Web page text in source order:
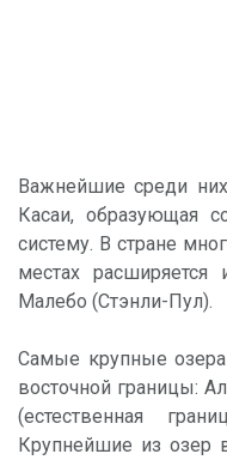
Важнейшие среди
Касаи, образующая
систему. В стране
местах расширяется
Малебо (Стэнли-Пул).
Самые крупные
восточной границы:
(естественная
Крупнейшие из озер